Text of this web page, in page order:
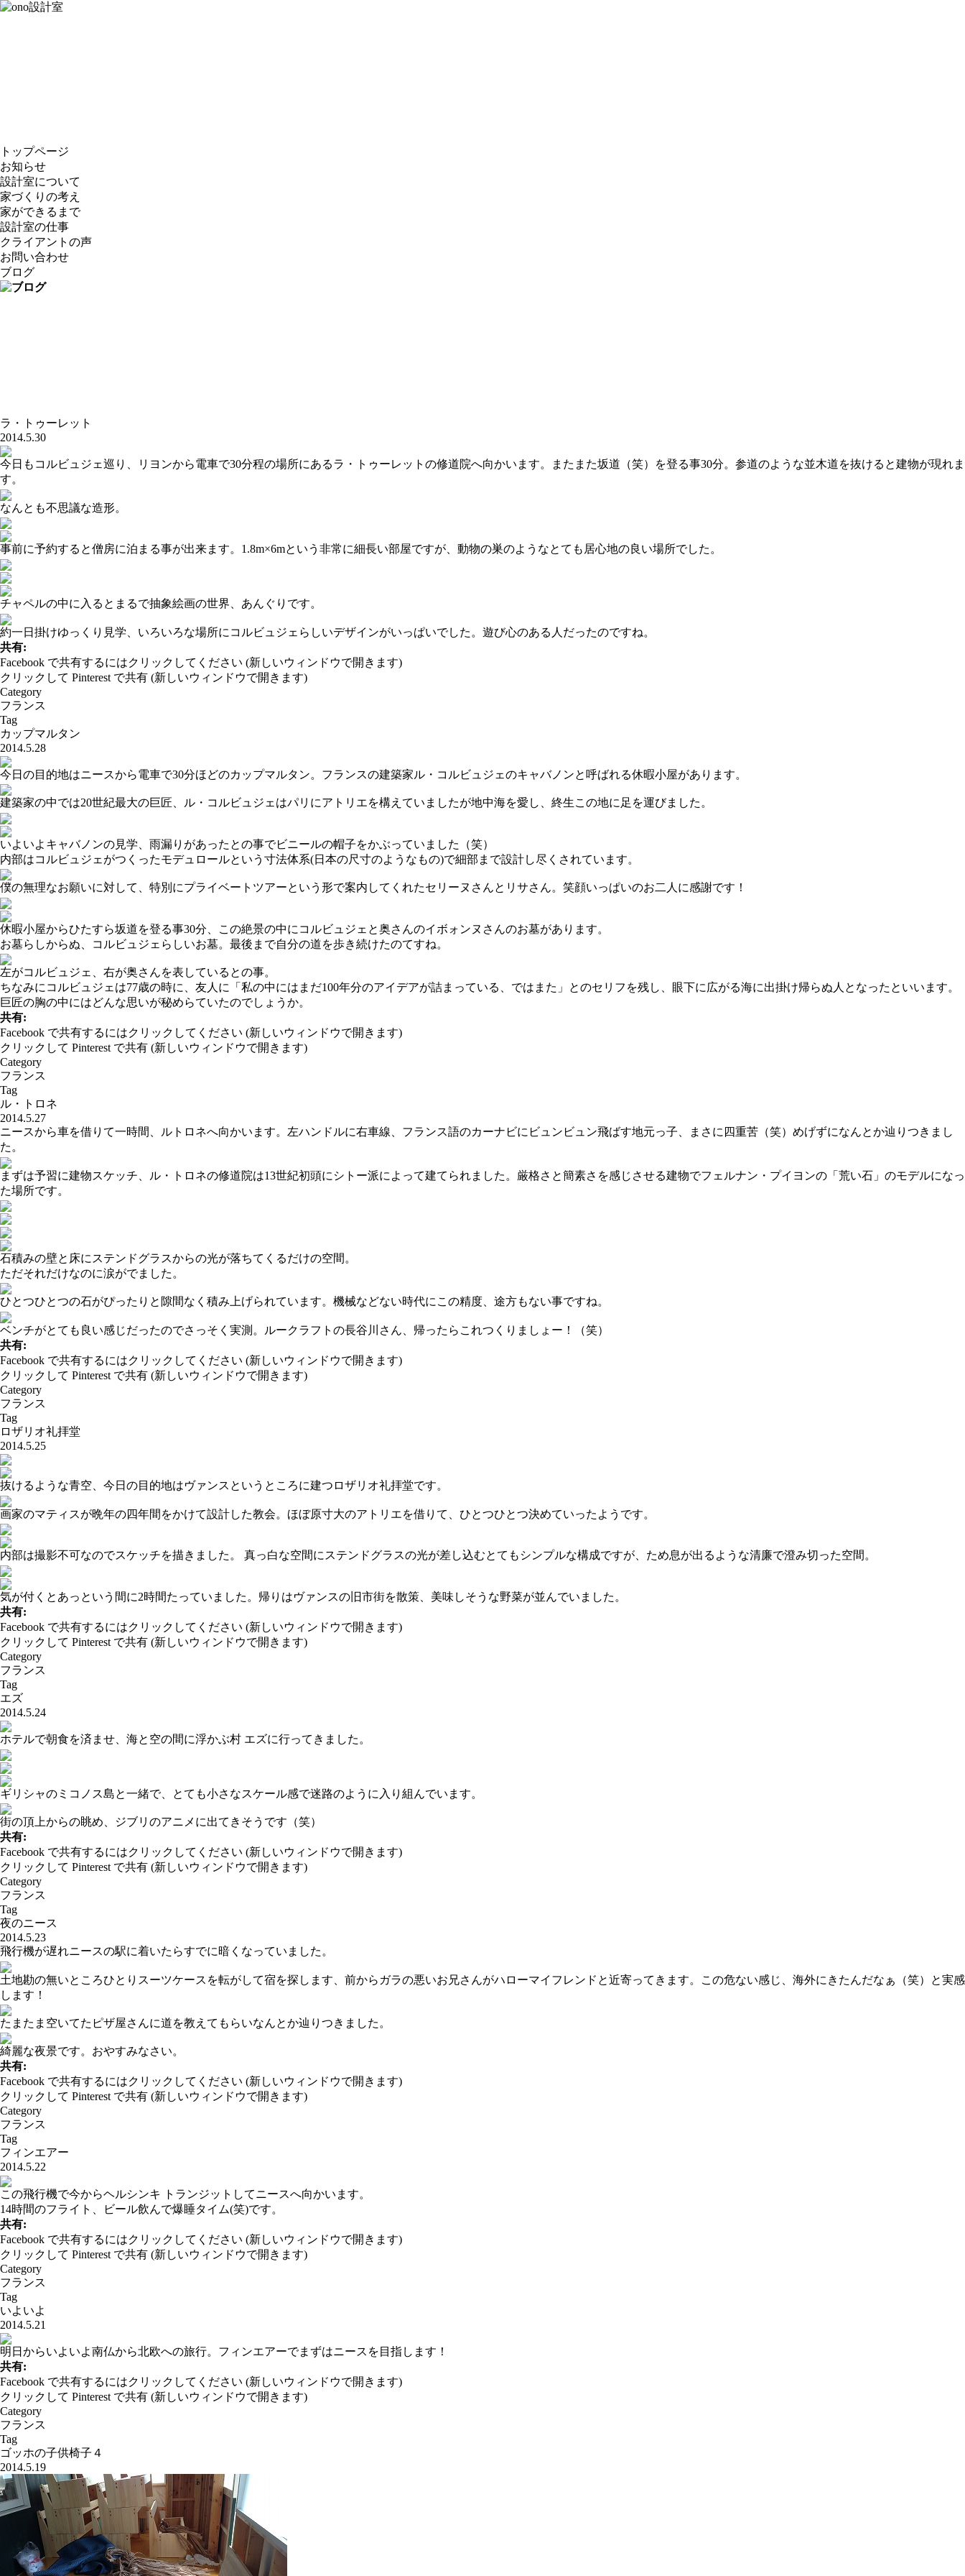
トップページ
お知らせ
設計室について
家づくりの考え
家ができるまで
設計室の仕事
クライアントの声
お問い合わせ
ブログ
ラ・トゥーレット
2014.5.30
今日もコルビュジェ巡り、リヨンから電車で30分程の場所にあるラ・トゥーレットの修道院へ向かいます。またまた坂道（笑）を登る事30分。参道のような並木道を抜けると建物が現れま
す。
なんとも不思議な造形。
事前に予約すると僧房に泊まる事が出来ます。1.8m×6mという非常に細長い部屋ですが、動物の巣のようなとても居心地の良い場所でした。
チャペルの中に入るとまるで抽象絵画の世界、あんぐりです。
約一日掛けゆっくり見学、いろいろな場所にコルビュジェらしいデザインがいっぱいでした。遊び心のある人だったのですね。
共有:
Facebook で共有するにはクリックしてください (新しいウィンドウで開きます)
クリックして Pinterest で共有 (新しいウィンドウで開きます)
Category
フランス
Tag
カップマルタン
2014.5.28
今日の目的地はニースから電車で30分ほどのカップマルタン。フランスの建築家ル・コルビュジェのキャバノンと呼ばれる休暇小屋があります。
建築家の中では20世紀最大の巨匠、ル・コルビュジェはパリにアトリエを構えていましたが地中海を愛し、終生この地に足を運びました。
いよいよキャバノンの見学、雨漏りがあったとの事でビニールの帽子をかぶっていました（笑）
内部はコルビュジェがつくったモデュロールという寸法体系(日本の尺寸のようなもの)で細部まで設計し尽くされています。
僕の無理なお願いに対して、特別にプライベートツアーという形で案内してくれたセリーヌさんとリサさん。笑顔いっぱいのお二人に感謝です！
休暇小屋からひたすら坂道を登る事30分、この絶景の中にコルビュジェと奥さんのイボォンヌさんのお墓があります。
お墓らしからぬ、コルビュジェらしいお墓。最後まで自分の道を歩き続けたのてすね。
左がコルビュジェ、右が奥さんを表しているとの事。
ちなみにコルビュジェは77歳の時に、友人に「私の中にはまだ100年分のアイデアが詰まっている、ではまた」とのセリフを残し、眼下に広がる海に出掛け帰らぬ人となったといいます。
巨匠の胸の中にはどんな思いが秘めらていたのでしょうか。
共有:
Facebook で共有するにはクリックしてください (新しいウィンドウで開きます)
クリックして Pinterest で共有 (新しいウィンドウで開きます)
Category
フランス
Tag
ル・トロネ
2014.5.27
ニースから車を借りて一時間、ルトロネへ向かいます。左ハンドルに右車線、フランス語のカーナビにビュンビュン飛ばす地元っ子、まさに四重苦（笑）めげずになんとか辿りつきまし
た。
まずは予習に建物スケッチ、ル・トロネの修道院は13世紀初頭にシトー派によって建てられました。厳格さと簡素さを感じさせる建物でフェルナン・プイヨンの「荒い石」のモデルになっ
た場所です。
石積みの壁と床にステンドグラスからの光が落ちてくるだけの空間。
ただそれだけなのに涙がでました。
ひとつひとつの石がぴったりと隙間なく積み上げられています。機械などない時代にこの精度、途方もない事ですね。
ベンチがとても良い感じだったのでさっそく実測。ルークラフトの長谷川さん、帰ったらこれつくりましょー！（笑）
共有:
Facebook で共有するにはクリックしてください (新しいウィンドウで開きます)
クリックして Pinterest で共有 (新しいウィンドウで開きます)
Category
フランス
Tag
ロザリオ礼拝堂
2014.5.25
抜けるような青空、今日の目的地はヴァンスというところに建つロザリオ礼拝堂です。
画家のマティスが晩年の四年間をかけて設計した教会。ほぼ原寸大のアトリエを借りて、ひとつひとつ決めていったようです。
内部は撮影不可なのでスケッチを描きました。 真っ白な空間にステンドグラスの光が差し込むとてもシンプルな構成ですが、ため息が出るような清廉で澄み切った空間。
気が付くとあっという間に2時間たっていました。帰りはヴァンスの旧市街を散策、美味しそうな野菜が並んでいました。
共有:
Facebook で共有するにはクリックしてください (新しいウィンドウで開きます)
クリックして Pinterest で共有 (新しいウィンドウで開きます)
Category
フランス
Tag
エズ
2014.5.24
ホテルで朝食を済ませ、海と空の間に浮かぶ村 エズに行ってきました。
ギリシャのミコノス島と一緒で、とても小さなスケール感で迷路のように入り組んでいます。
街の頂上からの眺め、ジブリのアニメに出てきそうです（笑）
共有:
Facebook で共有するにはクリックしてください (新しいウィンドウで開きます)
クリックして Pinterest で共有 (新しいウィンドウで開きます)
Category
フランス
Tag
夜のニース
2014.5.23
飛行機が遅れニースの駅に着いたらすでに暗くなっていました。
土地勘の無いところひとりスーツケースを転がして宿を探します、前からガラの悪いお兄さんがハローマイフレンドと近寄ってきます。この危ない感じ、海外にきたんだなぁ（笑）と実感
します！
たまたま空いてたピザ屋さんに道を教えてもらいなんとか辿りつきました。
綺麗な夜景です。おやすみなさい。
共有:
Facebook で共有するにはクリックしてください (新しいウィンドウで開きます)
クリックして Pinterest で共有 (新しいウィンドウで開きます)
Category
フランス
Tag
フィンエアー
2014.5.22
この飛行機で今からヘルシンキ トランジットしてニースへ向かいます。
14時間のフライト、ビール飲んで爆睡タイム(笑)です。
共有:
Facebook で共有するにはクリックしてください (新しいウィンドウで開きます)
クリックして Pinterest で共有 (新しいウィンドウで開きます)
Category
フランス
Tag
いよいよ
2014.5.21
明日からいよいよ南仏から北欧への旅行。フィンエアーでまずはニースを目指します！
共有:
Facebook で共有するにはクリックしてください (新しいウィンドウで開きます)
クリックして Pinterest で共有 (新しいウィンドウで開きます)
Category
フランス
Tag
ゴッホの子供椅子４
2014.5.19